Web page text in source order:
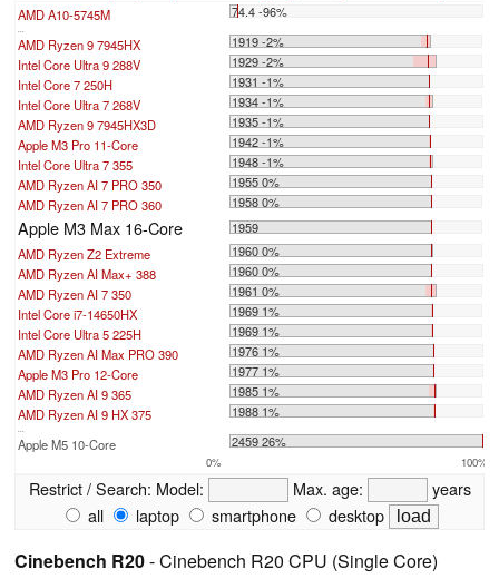
AMD A10-5745M 74.4 -96%
...
AMD Ryzen 9 7945HX
1919 -2%
Intel Core Ultra 9 288V
1929 -2%
Intel Core 7 250H
1931 -1%
Intel Core Ultra 7 268V
1934 -1%
AMD Ryzen 9 7945HX3D
1935 -1%
Apple M3 Pro 11-Core
1942 -1%
Intel Core Ultra 7 355
1948 -1%
AMD Ryzen AI 7 PRO 350
1955 0%
AMD Ryzen AI 7 PRO 360
1958 0%
Apple M3 Max 16-Core
1959
AMD Ryzen Z2 Extreme
1960 0%
AMD Ryzen AI Max+ 388
1960 0%
AMD Ryzen AI 7 350
1961 0%
Intel Core i7-14650HX
1969 1%
Intel Core Ultra 5 225H
1969 1%
AMD Ryzen AI Max PRO 390
1976 1%
Apple M3 Pro 12-Core
1977 1%
AMD Ryzen AI 9 365
1985 1%
AMD Ryzen AI 9 HX 375
1988 1%
...
Apple M5 10-Core 2459 26%
0% 100%
Restrict / Search: Model: Max. age:
years
all
laptop smartphone desktop
Cinebench R20- Cinebench R20 CPU (Single Core)